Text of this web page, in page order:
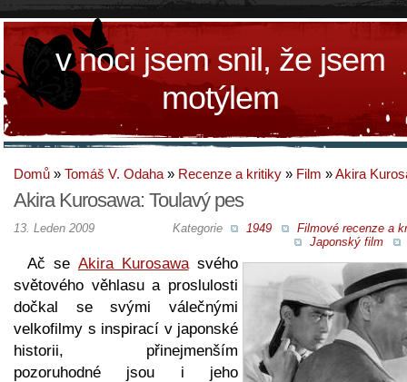
v noci jsem snil, že jsem
motýlem
Domů » Tomáš V. Odaha » Recenze a kritiky » Film »Akira
Akira Kurosawa: Toulavý pes
Kategorie 1949
Filmové recenze a
Japonský film
13. Leden 2009
Ač se Akira Kurosawa svého
světového věhlasu a proslulosti
dočkal se svými válečnými
velkofilmy s inspirací v japonské
historii, přinejmenším
pozoruhodné jsou i jeho